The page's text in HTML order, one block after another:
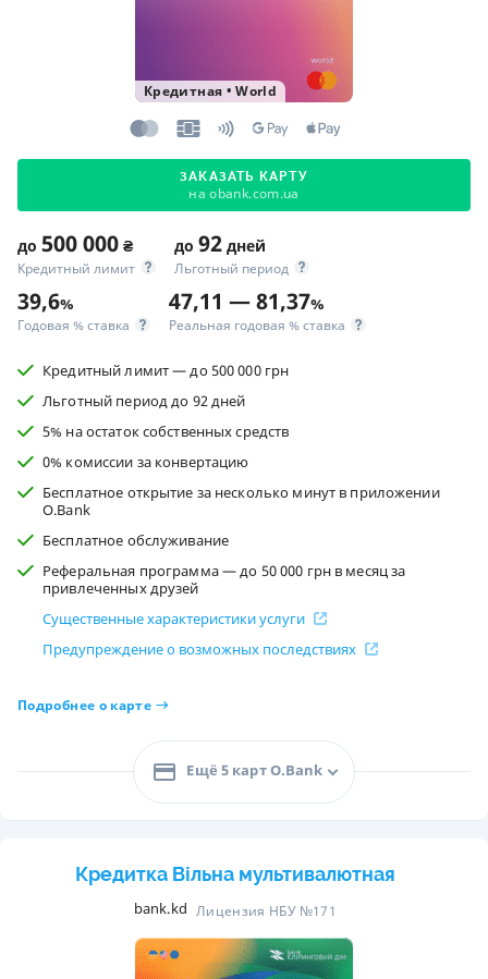
Кредитная •World
ЗАКАЗАТЬ КАРТУ
на obank.com.ua
до 500 000 ₴
Кредитный лимит
до 92 дней
Льготный период
39,6%
Годовая % ставка
47,11 — 81,37%
Реальная годовая % ставка
Кредитный лимит — до 500 000 грн
Льготный период до 92 дней
5% на остаток собственных средств
0% комиссии за конвертацию
Бесплатное открытие за несколько минут в приложении
O.Bank
Бесплатное обслуживание
Реферальная программа — до 50 000 грн в месяц за
привлеченных друзей
Существенные характеристики услуги
Предупреждение о возможных последствиях
Подробнее о карте
Ещё 5 карт O.Bank
Кредитка Вільна мультивалютная
bank.kd Лицензия НБУ №171